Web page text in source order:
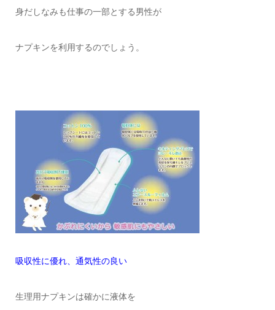
身だしなみも仕事の一部とする男性が
ナプキンを利用するのでしょう。
吸収性に優れ、通気性の良い
生理用ナプキンは確かに液体を